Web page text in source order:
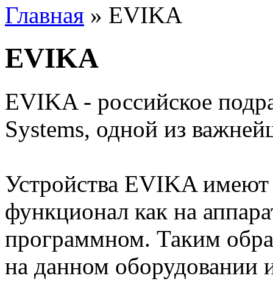
Главная » EVIKA
EVIKA
EVIKA - российское
Systems, одной из
Устройства EVIKA
функционал как на
программном. Таким
на данном оборудовании